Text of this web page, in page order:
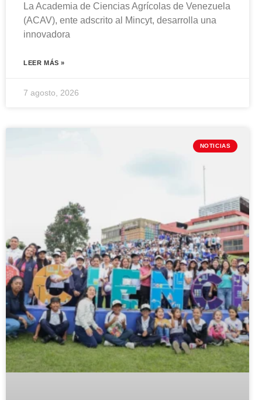
La Academia de Ciencias Agrícolas de Venezuela
(ACAV), ente adscrito al Mincyt, desarrolla una
innovadora
LEER MÁS »
7 agosto, 2026
NOTICIAS